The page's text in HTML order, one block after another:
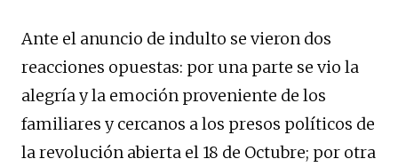
Ante el anuncio de indulto se vieron dos
reacciones opuestas: por una parte se vio la
alegría y la emoción proveniente de los
familiares y cercanos a los presos políticos de
la revolución abierta el 18 de Octubre; por otra